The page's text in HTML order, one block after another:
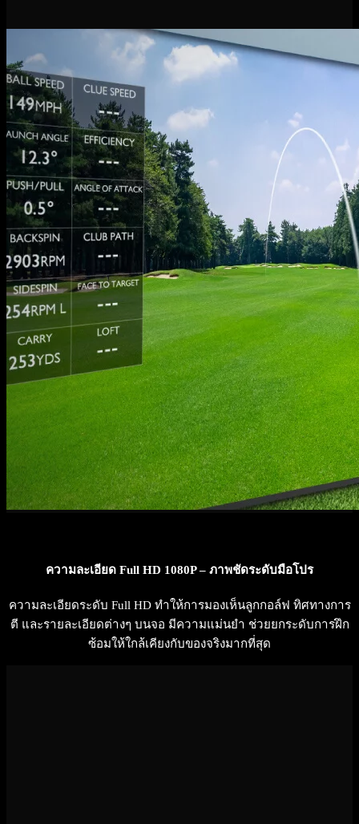
ความละเอียด Full HD 1080P – ภาพชัดระดับมือโปร
ความละเอียดระดับ Full HD ทำให้การมองเห็นลูกกอล์ฟ ทิศทางการ
ตี และรายละเอียดต่างๆ บนจอ มีความแม่นยำ ช่วยยกระดับการฝึก
ซ้อมให้ใกล้เคียงกับของจริงมากที่สุด